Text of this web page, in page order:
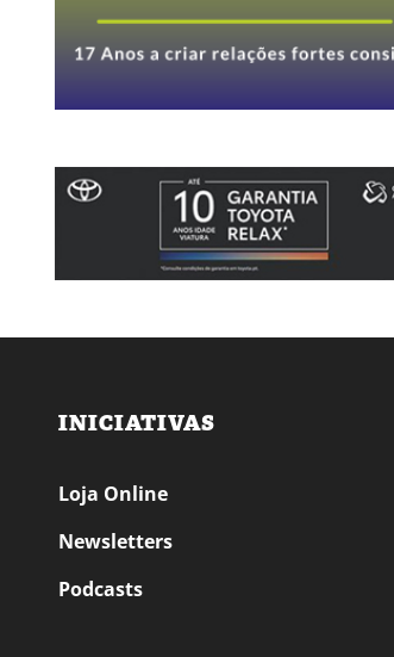
INICIATIVAS
Loja Online
Newsletters
Podcasts